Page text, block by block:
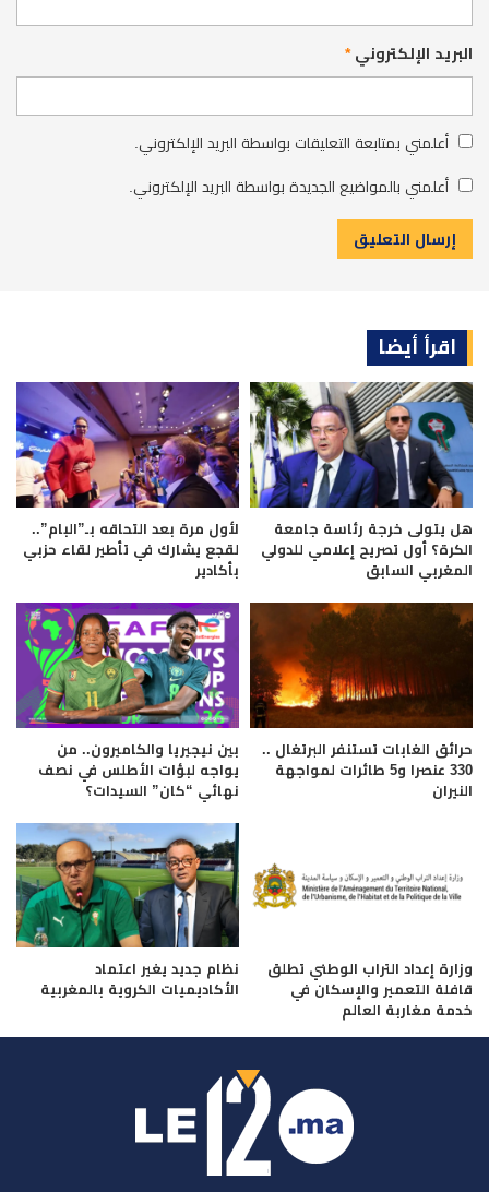
البريد الإلكتروني*
أعلمني بمتابعة التعليقات بواسطة البريد الإلكتروني.
أعلمني بالمواضيع الجديدة بواسطة البريد الإلكتروني.
اقرأ أيضا
هل يتولى خرجة رئاسة جامعة
الكرة؟ أول تصريح إعلامي للدولي
المغربي السابق
لأول مرة بعد التحاقه بـ”البام”..
لقجع يشارك في تأطير لقاء حزبي
بأكادير
حرائق الغابات تستنفر البرتغال ..
330 عنصرا و5 طائرات لمواجهة
النيران
بين نيجيريا والكاميرون.. من
يواجه لبؤات الأطلس في نصف
نهائي “كان” السيدات؟
وزارة إعداد التراب الوطني تطلق
قافلة التعمير والإسكان في
خدمة مغاربة العالم
نظام جديد يغير اعتماد
الأكاديميات الكروية بالمغربية